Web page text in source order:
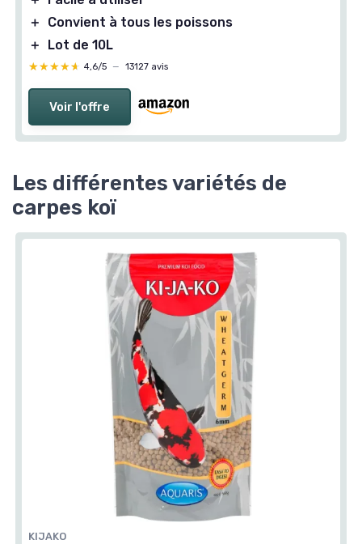
＋
Convient à tous les poissons
＋
Lot de 10L
★★★★★
★★★★★ 4,6/5 — 13127 avis
Voir l'offre
Les différentes variétés de
carpes koï
KIJAKO